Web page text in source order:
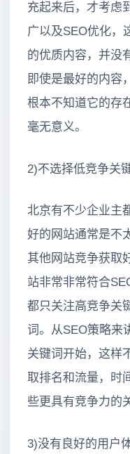
充起来后，才考虑
广以及SEO优化，
的优质内容，并没
即使是最好的内容
根本不知道它的存
毫无意义。
2)不选择低竞争关
北京有不少企业主
好的网站通常是不
其他网站竞争获取
站非常非常符合
都只关注高竞争关
词。从SEO策略来
关键词开始，这样
取排名和流量，时
些更具有竞争力的
3)没有良好的用户